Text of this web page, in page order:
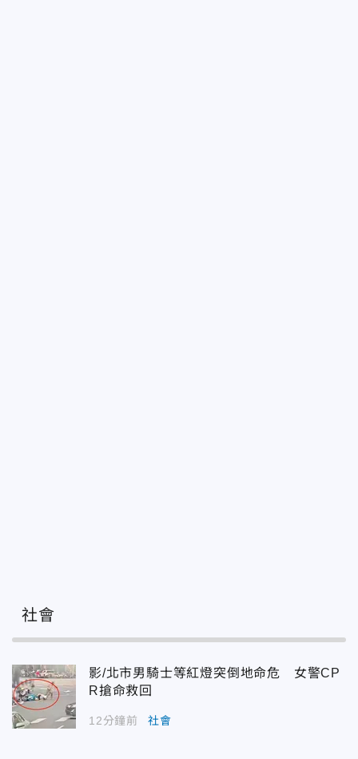
社會
影/北市男騎士等紅燈突倒地命危 女警CP
R搶命救回
12分鐘前 社會